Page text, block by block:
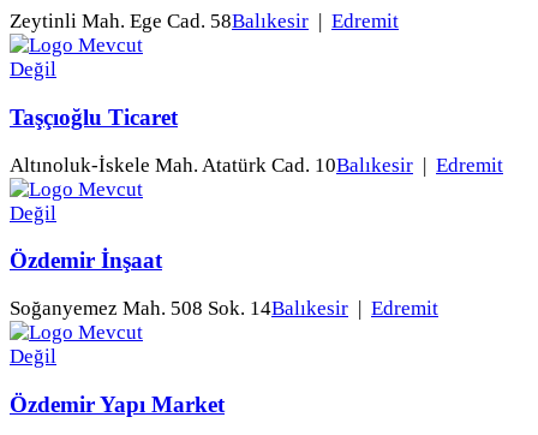
Zeytinli Mah. Ege Cad. 58Balıkesir | Edremit
Taşçıoğlu Ticaret
Altınoluk-İskele Mah. Atatürk Cad. 10Balıkesir | Edremit
Özdemir İnşaat
Soğanyemez Mah. 508 Sok. 14Balıkesir | Edremit
Özdemir Yapı Market